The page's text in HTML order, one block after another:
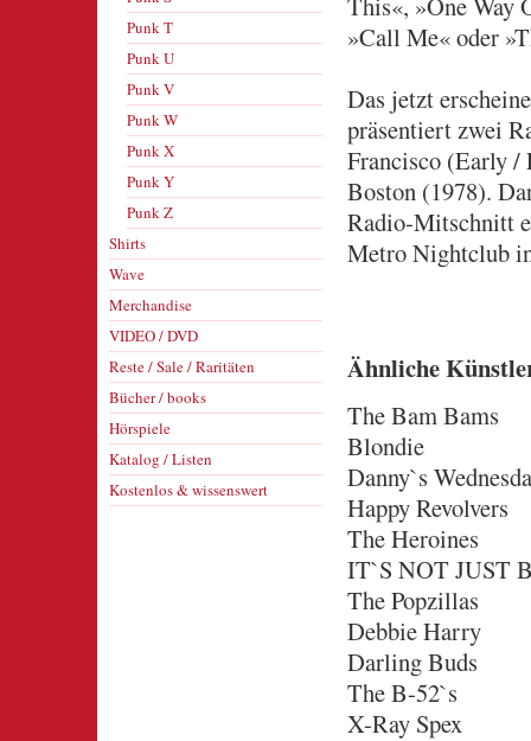
Punk T
Punk U
Punk V
Punk W
Punk X
Punk Y
Punk Z
Shirts
Wave
Merchandise
VIDEO / DVD
Reste / Sale / Raritäten
Bücher / books
Hörspiele
Katalog / Listen
Kostenlos & wissenswert
»Call Me« oder
Das jetzt
präsentiert zwei
Francisco (Early /
Boston (1978).
Radio-Mitschnitt
Metro Nightclub
Ähnliche
The Bam Bams
Blondie
Danny`s
Happy Revolvers
The Heroines
IT`S NOT JUST
The Popzillas
Debbie Harry
Darling Buds
The B-52`s
X-Ray Spex